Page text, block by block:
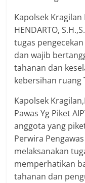
Kapolsek Kragilan
HENDARTO,
tugas
dan wajib
tahanan dan
kebersihan ruang
Kapolsek
Pawas Yg Piket
anggota yang
Perwira
melaksanakan
memperhatikan
tahanan dan